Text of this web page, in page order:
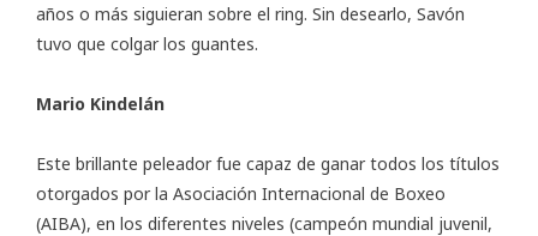
años o más siguieran sobre el ring. Sin desearlo, Savón
tuvo que colgar los guantes.
Mario Kindelán
Este brillante peleador fue capaz de ganar todos los títulos
otorgados por la Asociación Internacional de Boxeo
(AIBA), en los diferentes niveles (campeón mundial juvenil,